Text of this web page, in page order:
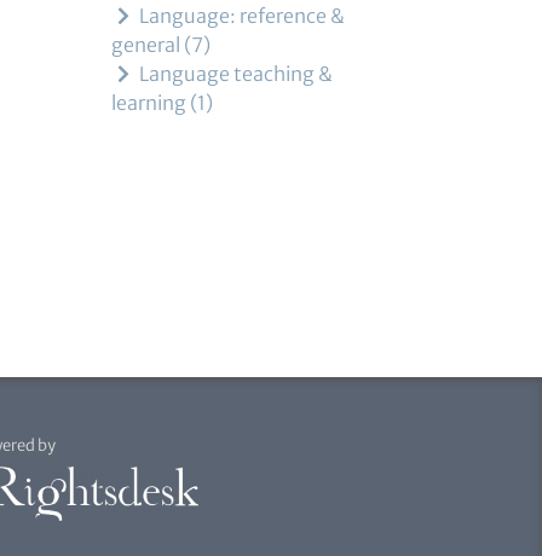
Language: reference &
general
7
Language teaching &
learning 1
by